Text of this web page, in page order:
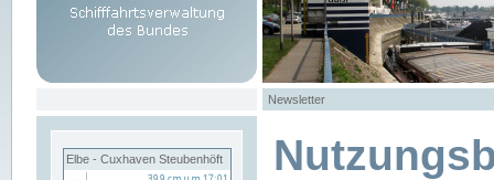
Newsletter
Elbe - Cuxhaven Steubenhöft